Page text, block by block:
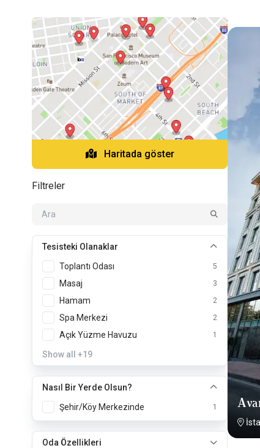
Haritada göster
Filtreler
Tesisteki Olanaklar
Toplantı Odası
5
Masaj 3
Hamam 2
Spa Merkezi 2
Açık Yüzme Havuzu 1
Show all +19
Nasıl Bir Yerde Olsun?
Şehir/Köy Merkezinde
1
Oda Özellikleri